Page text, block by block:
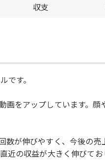
収支
です。
をアップしています。
が伸びやすく、今後の
の収益が大きく伸びて